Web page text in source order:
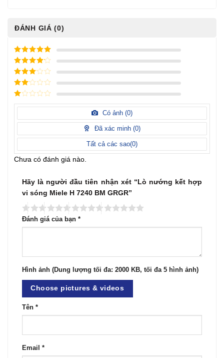
ĐÁNH GIÁ (0)
5/ 5 điểm
4/ 5
điểm
3/ 5
điểm
2/
điểm
1
điểm
Có ảnh (0)
Đã xác minh (0)
Tất cả các sao(0)
Chưa có đánh giá nào.
Hãy là người đầu tiên nhận xét “Lò nướng kết hợp
vi sóng Miele H 7240 BM GRGR”
Đánh giá của bạn *
Hình ảnh (Dung lượng tối đa: 2000 KB, tối đa 5 hình ảnh)
Choose pictures & videos
Tên *
Email *